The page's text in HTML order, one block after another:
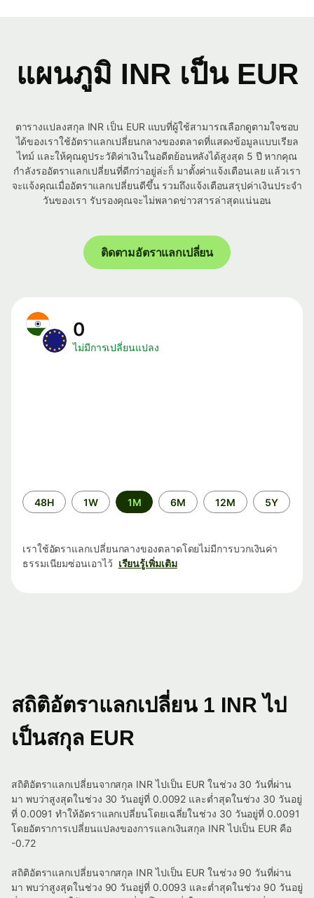
แผนภูมิ INR เป็น EUR
ตารางแปลงสกุล INR เป็น EUR แบบที่ผู้ใช้สามารถเลือกดูตามใจชอบ
ได้ของเราใช้อัตราแลกเปลี่ยนกลางของตลาดที่แสดงข้อมูลแบบเรียล
ไทม์ และให้คุณดูประวัติค่าเงินในอดีตย้อนหลังได้สูงสุด 5 ปี หากคุณ
กำลังรออัตราแลกเปลี่ยนที่ดีกว่าอยู่ล่ะก็ มาตั้งค่าแจ้งเตือนเลย แล้วเรา
จะแจ้งคุณเมื่ออัตราแลกเปลี่ยนดีขึ้น รวมถึงแจ้งเตือนสรุปค่าเงินประจำ
วันของเรา รับรองคุณจะไม่พลาดข่าวสารล่าสุดแน่นอน
ติดตามอัตราแลกเปลี่ยน
0
ไม่มีการเปลี่ยนแปลง
ระยะ
เวลา
48H 1W 1M 6M 12M 5Y
เราใช้อัตราแลกเปลี่ยนกลางของตลาดโดยไม่มีการบวกเงินค่า
ธรรมเนียมซ่อนเอาไว้ เรียนรู้เพิ่มเติม
สถิติอัตราแลกเปลี่ยน 1 INR ไป
เป็นสกุล EUR
สถิติอัตราแลกเปลี่ยนจากสกุล INR ไปเป็น EUR ในช่วง 30 วันที่ผ่าน
มา พบว่าสูงสุดในช่วง 30 วันอยู่ที่ 0.0092 และต่ำสุดในช่วง 30 วันอยู่
ที่ 0.0091 ทำให้อัตราแลกเปลี่ยนโดยเฉลี่ยในช่วง 30 วันอยู่ที่ 0.0091
โดยอัตราการเปลี่ยนแปลงของการแลกเงินสกุล INR ไปเป็น EUR คือ
-0.72
สถิติอัตราแลกเปลี่ยนจากสกุล INR ไปเป็น EUR ในช่วง 90 วันที่ผ่าน
มา พบว่าสูงสุดในช่วง 90 วันอยู่ที่ 0.0093 และต่ำสุดในช่วง 90 วันอยู่